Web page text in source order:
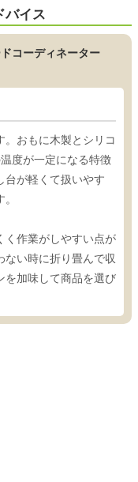
バイス
コーディネーター
。おもに木製とシリコ
度が一定になる特徴
台が軽くて扱いやす
く作業がしやすい点が
ない時に折り畳んで収
を加味して商品を選び